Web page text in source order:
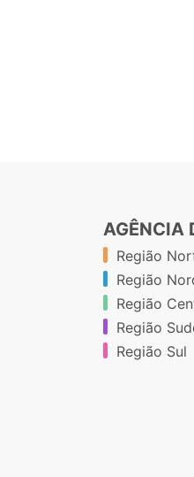
AGÊNCIA
Região
Região
Região
Região
Região Sul